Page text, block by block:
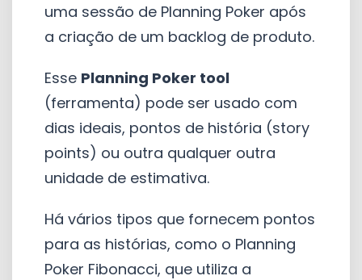
uma sessão de Planning Poker após
a criação de um backlog de produto.
Esse Planning Poker tool
(ferramenta) pode ser usado com
dias ideais, pontos de história (story
points) ou outra qualquer outra
unidade de estimativa.
Há vários tipos que fornecem pontos
para as histórias, como o Planning
Poker Fibonacci, que utiliza a